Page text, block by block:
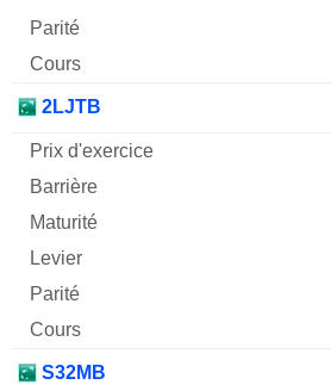
2LJTB
S32MB